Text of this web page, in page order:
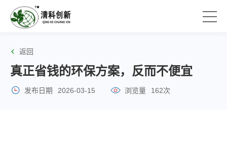
返回
真正省钱的环保方案，反而不便宜
发布日期 2026-03-15 浏览量 162次